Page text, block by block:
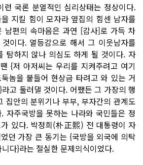
런 국론 분열적인 심리상태는 정상이다.
지킬 힘이 모자라 옆집의 힘센 남자를
남편의 속마음은 과연 [감사]로 가득 차
이다. 열등감으로 해서 그 이웃남자를
탐하지 않나 의심도 하게 될 것이다. 자
{저 아저씨는 우리를 지켜주려고 여기
놈을 붙들어 현상금 타려고 와 있는 거
고 둘러댈 것이다. 어쨌든 그 가장의 행
집안의 분위기나 부부, 부자간의 관계도
자주국방을 못하는 나라와 국민들은 정
있다. 박정희(朴正熙) 전 대통령이 자
던 가장 큰 동기는 {국방을 외국에 의탁
다}라는 절실한 문제의식이었다.